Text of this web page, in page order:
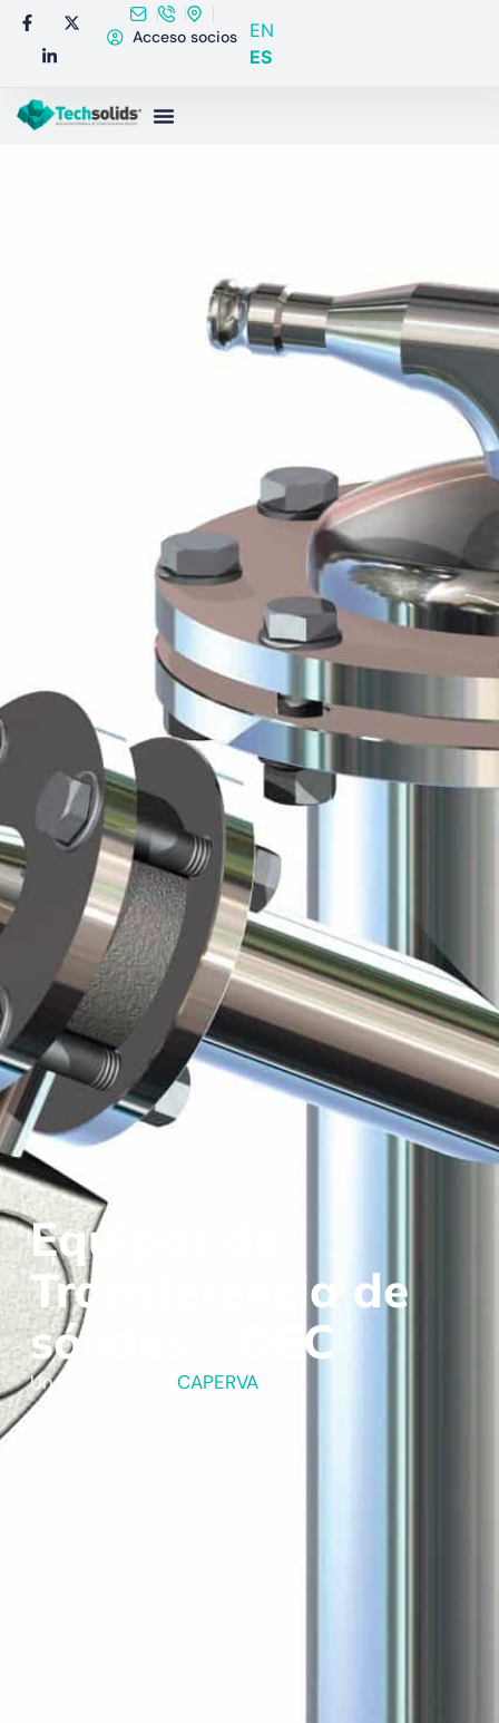
Acceso socios
EN
ES
Equipos de
Transferencia de
sólidos – DEC
Un producto de CAPERVA